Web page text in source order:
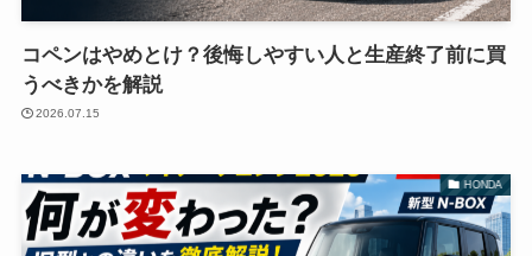
コペンはやめとけ？後悔しやすい人と生産終了前に買
うべきかを解説
2026.07.15
HONDA